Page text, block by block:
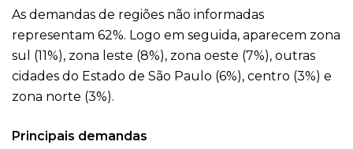
As demandas de regiões não informadas
representam 62%. Logo em seguida, aparecem zona
sul (11%), zona leste (8%), zona oeste (7%), outras
cidades do Estado de São Paulo (6%), centro (3%) e
zona norte (3%).
Principais demandas